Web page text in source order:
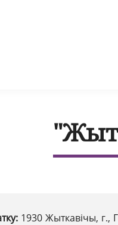
1930 Жыткавічы, г.,